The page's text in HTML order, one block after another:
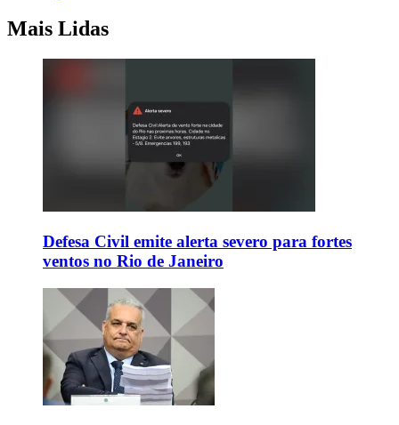
Mais Lidas
Defesa Civil emite alerta severo para fortes
ventos no Rio de Janeiro